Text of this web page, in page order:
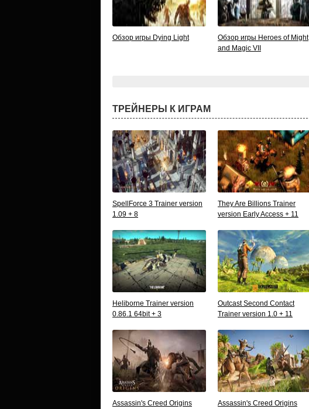
Обзор игры Dying Light
Обзор игры Heroes of Might
and Magic VII
ТРЕЙНЕРЫ К ИГРАМ
SpellForce 3 Trainer version
1.09 + 8
They Are Billions Trainer
version Early Access + 11
Heliborne Trainer version
0.86.1 64bit + 3
Outcast Second Contact
Trainer version 1.0 + 11
Assassin's Creed Origins
Assassin's Creed Origins